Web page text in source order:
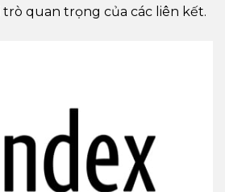
trò quan trọng của các liên kết.